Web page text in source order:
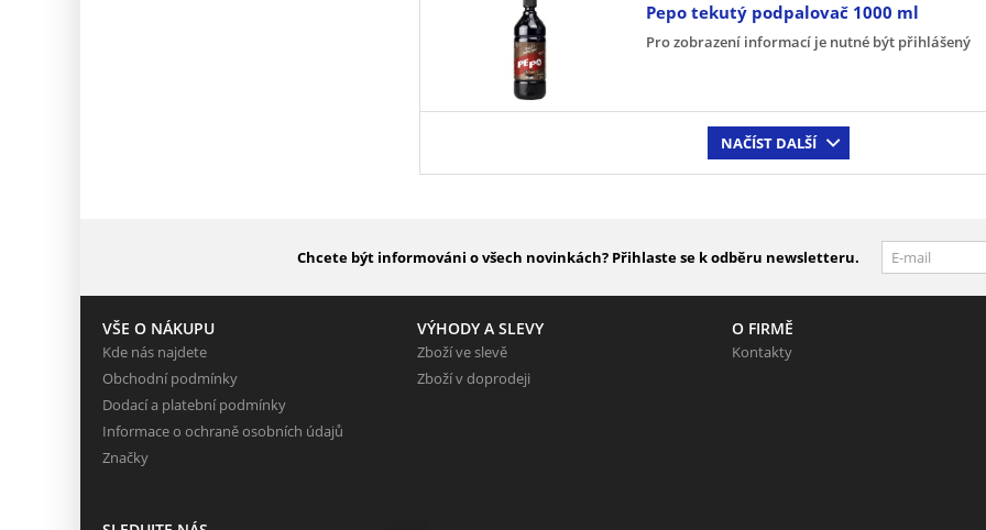
Pepo tekutý podpalovač 1000 ml
Pro zobrazení informací je nutné být přihlášený
NAČÍST DALŠÍ
Chcete být informováni o všech novinkách? Přihlaste se k odběru newsletteru.
VŠE O NÁKUPU
Kde nás najdete
Obchodní podmínky
Dodací a platební podmínky
Informace o ochraně osobních údajů
Značky
VÝHODY A SLEVY
Zboží ve slevě
Zboží v doprodeji
O FIRMĚ
Kontakty